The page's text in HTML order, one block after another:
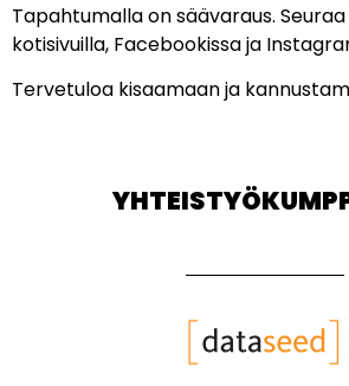
Tapahtumalla on säävaraus.
kotisivuilla, Facebookissa ja
Tervetuloa kisaamaan ja